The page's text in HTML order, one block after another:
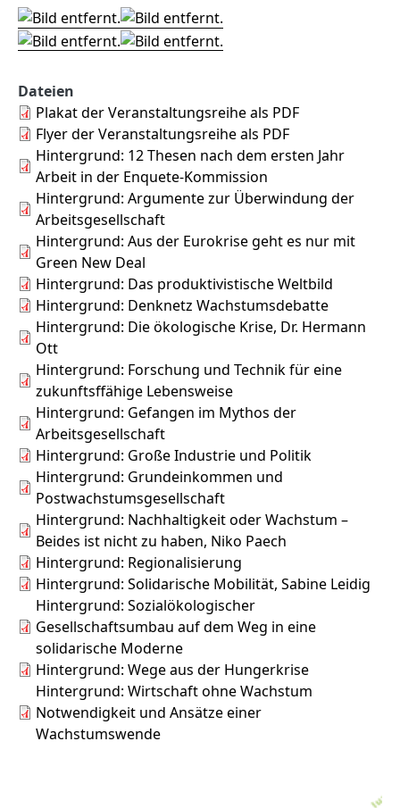
Dateien
Plakat der Veranstaltungsreihe als PDF
Flyer der Veranstaltungsreihe als PDF
Hintergrund: 12 Thesen nach dem ersten Jahr
Arbeit in der Enquete-Kommission
Hintergrund: Argumente zur Überwindung der
Arbeitsgesellschaft
Hintergrund: Aus der Eurokrise geht es nur mit
Green New Deal
Hintergrund: Das produktivistische Weltbild
Hintergrund: Denknetz Wachstumsdebatte
Hintergrund: Die ökologische Krise, Dr. Hermann
Ott
Hintergrund: Forschung und Technik für eine
zukunftsffähige Lebensweise
Hintergrund: Gefangen im Mythos der
Arbeitsgesellschaft
Hintergrund: Große Industrie und Politik
Hintergrund: Grundeinkommen und
Postwachstumsgesellschaft
Hintergrund: Nachhaltigkeit oder Wachstum –
Beides ist nicht zu haben, Niko Paech
Hintergrund: Regionalisierung
Hintergrund: Solidarische Mobilität, Sabine Leidig
Hintergrund: Sozialökologischer
Gesellschaftsumbau auf dem Weg in eine
solidarische Moderne
Hintergrund: Wege aus der Hungerkrise
Hintergrund: Wirtschaft ohne Wachstum
Notwendigkeit und Ansätze einer
Wachstumswende